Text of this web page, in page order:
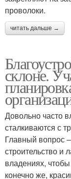
проволоки.
читать дальше →
склоне.
Довольно часто
сталкиваются с
Главный вопрос
строительство и
владениях,
конечно же,